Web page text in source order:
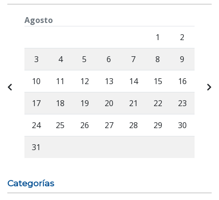
Agosto
Viernes Sábado
1 2
3 4 5 6 7 8 9
10 11 12 13 14 15 16
17 18 19 20 21 22 23
24 25 26 27 28 29 30
31
Categorías